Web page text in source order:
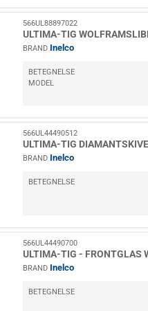
566UL88897022
ULTIMA-TIG
BRAND Inelco
BETEGNELSE
MODEL
566UL44490512
ULTIMA-TIG DIAMANTSKIVE
BRAND Inelco
BETEGNELSE
566UL44490700
ULTIMA-TIG - FRONTGLAS
BRAND Inelco
BETEGNELSE